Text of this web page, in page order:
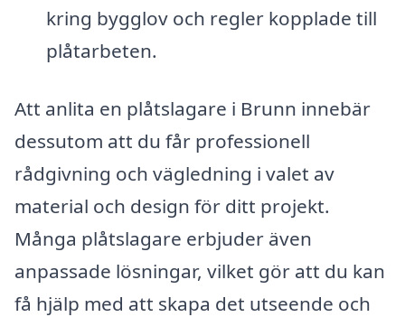
kring bygglov och regler kopplade till
plåtarbeten.
Att anlita en plåtslagare i Brunn innebär
dessutom att du får professionell
rådgivning och vägledning i valet av
material och design för ditt projekt.
Många plåtslagare erbjuder även
anpassade lösningar, vilket gör att du kan
få hjälp med att skapa det utseende och